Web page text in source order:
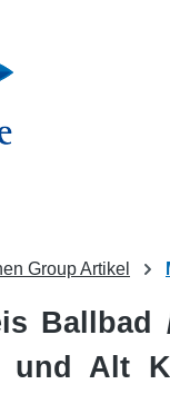
Group Artikel
Ballbad
Alt